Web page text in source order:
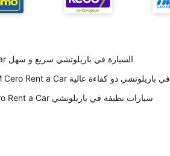
تسليم KM Cero Rent a Car السيارة في باريلوتشي سريع و سهل
أخبرنا زبائننا أن موظفي KM Cero Rent a Car في باريلوتشي ذو كفاءة عالية
على حسب العملاء KM Cero Rent a Car سيارات نظيفة في باريلوتشي